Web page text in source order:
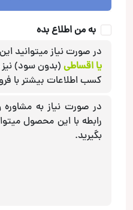
به من اطلاع بده
در صورت نیاز میتوانید
یا اقساطی (بدون سود) نیز
کسب اطلاعات بیشتر با
در صورت نیاز به
رابطه با این محصول
بگیرید.